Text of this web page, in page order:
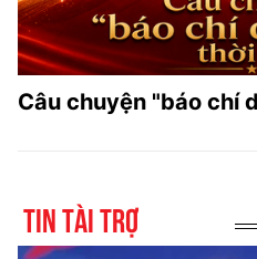
Câu chuyện "báo chí